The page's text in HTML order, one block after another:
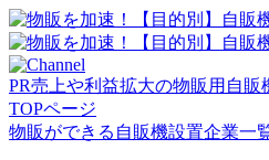
PR売上や利益拡大の物販用自販
TOPページ
物販ができる自販機設置企業一